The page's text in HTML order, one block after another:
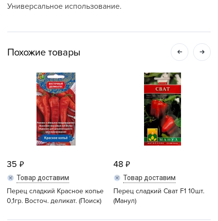
Универсальное использование.
Похожие товары
35
Товар доставим
Перец сладкий Красное копье
0,1гр. Восточ. деликат. (Поиск)
48
Товар доставим
Перец сладкий Сват F1 10шт.
(Манул)